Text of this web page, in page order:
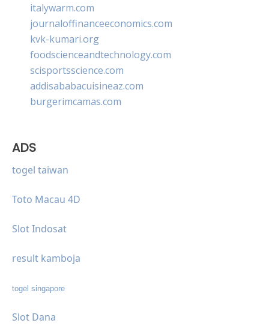
italywarm.com
journaloffinanceeconomics.com
kvk-kumari.org
foodscienceandtechnology.com
scisportsscience.com
addisababacuisineaz.com
burgerimcamas.com
ADS
togel taiwan
Toto Macau 4D
Slot Indosat
result kamboja
togel singapore
Slot Dana